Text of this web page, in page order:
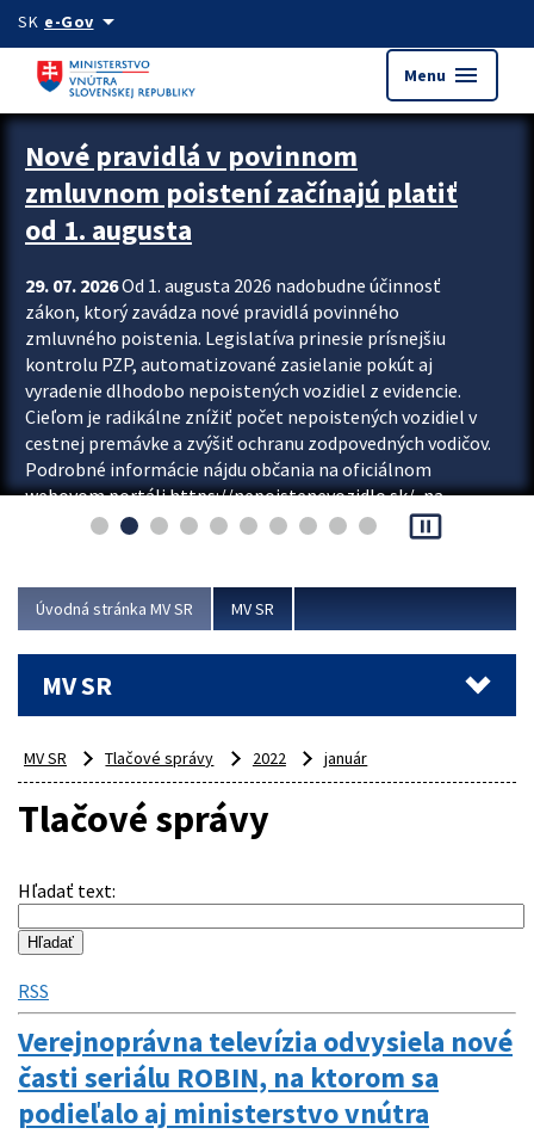
Preskocit na hlavný obsah
SK e-Govarrow_drop_down
Menu menu
Zastavit automatický posun upútavok
Nové pravidlá v povinnom
zmluvnom poistení začínajú platiť
od 1. augusta
29. 07. 2026Od 1. augusta 2026 nadobudne účinnosť
zákon, ktorý zavádza nové pravidlá povinného
zmluvného poistenia. Legislatíva prinesie prísnejšiu
kontrolu PZP, automatizované zasielanie pokút aj
vyradenie dlhodobo nepoistených vozidiel z evidencie.
Cieľom je radikálne znížiť počet nepoistených vozidiel v
cestnej premávke a zvýšiť ochranu zodpovedných vodičov.
Podrobné informácie nájdu občania na oficiálnom
webovom portáli https://nepoistenevozidlo.sk/, na
ktorom od augusta pribudne aj možnosť overiť si...
pause_presentation
Úvodná stránka MV SR MV SR
MV SR
MV SR Tlačové správy 2022 január
Tlačové správy
Hľadať text:
RSS
Verejnoprávna televízia odvysiela nové
časti seriálu ROBIN, na ktorom sa
podieľalo aj ministerstvo vnútra